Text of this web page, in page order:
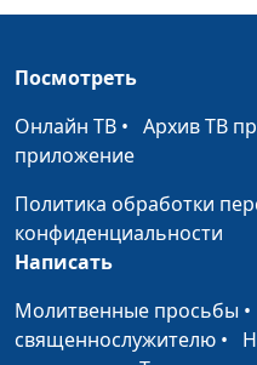
Христианское
мамы привело меня
к вере
Посмотреть
Онлайн ТВ • Архив ТВ
приложение
Политика обработки
конфиденциальности
Написать
Молитвенные просьбы •
священнослужителю •